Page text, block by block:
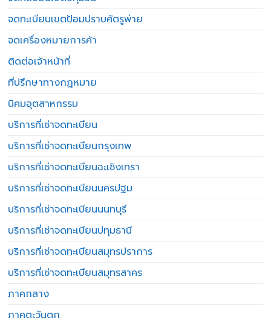
จดทะเบียนเขตป้อมปราบศัตรูพ่าย
จดเครื่องหมายการค้า
ติดต่อเจ้าหน้าที่
ที่ปรึกษาทางกฎหมาย
นิคมอุตสาหกรรม
บริการที่เช่าจดทะเบียน
บริการที่เช่าจดทะเบียนกรุงเทพ
บริการที่เช่าจดทะเบียนฉะเชิงเทรา
บริการที่เช่าจดทะเบียนนครปฐม
บริการที่เช่าจดทะเบียนนนทบุรี
บริการที่เช่าจดทะเบียนปทุมธานี
บริการที่เช่าจดทะเบียนสมุทรปราการ
บริการที่เช่าจดทะเบียนสมุทรสาคร
ภาคกลาง
ภาคตะวันตก